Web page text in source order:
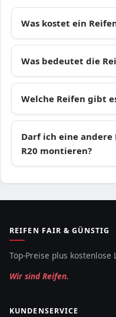
Was kostet ein
Was bedeutet die
Welche Reifen gibt
Darf ich eine andere
R20 montieren?
REIFEN FAIR & GÜNSTIG
Top-Preise plus
Wir sind Reifen.
KUNDENSERVICE